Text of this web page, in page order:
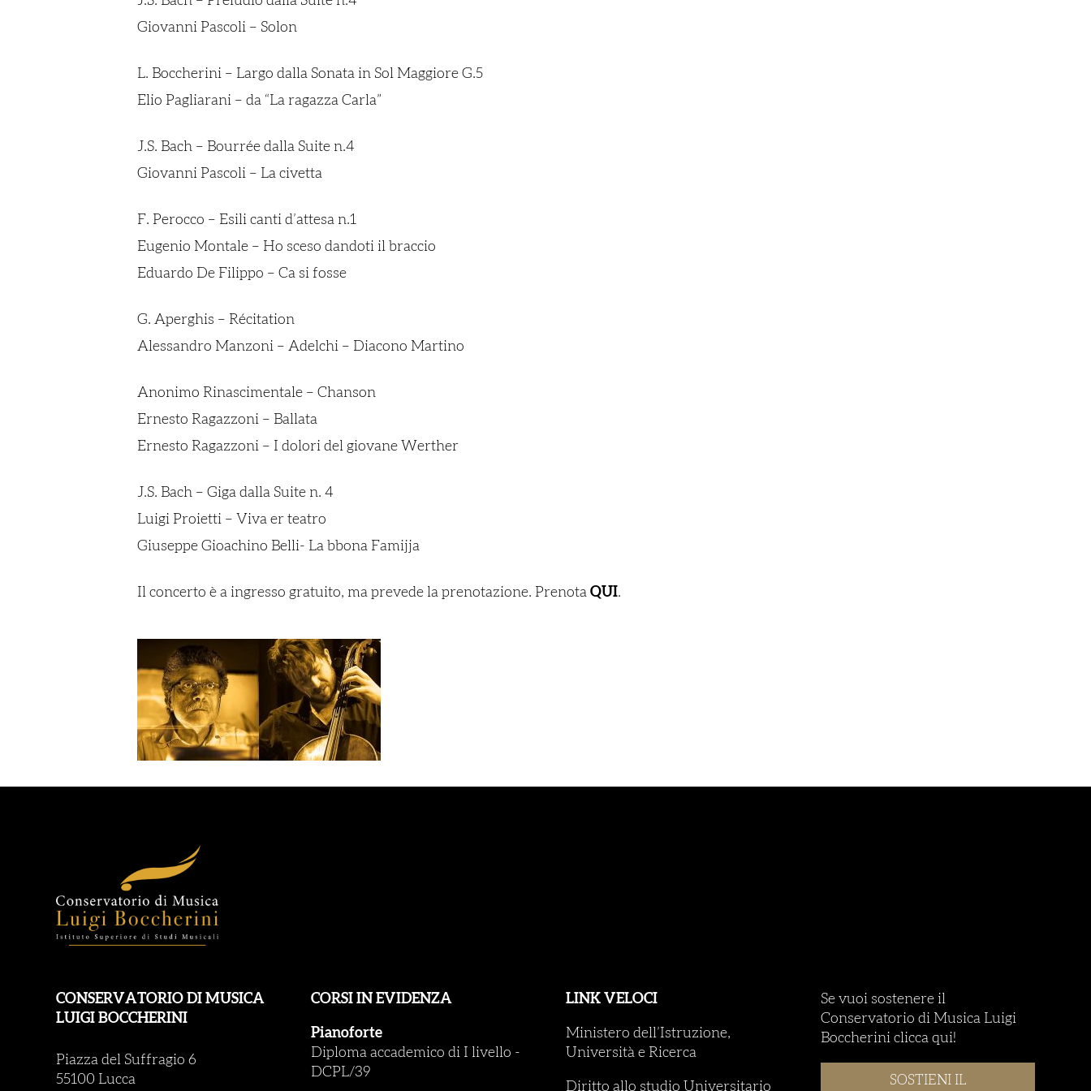
Giovanni Pascoli – Solon
L. Boccherini – Largo dalla Sonata in Sol Maggiore G.5
Elio Pagliarani – da “La ragazza Carla”
J.S. Bach – Bourrée dalla Suite n.4
Giovanni Pascoli – La civetta
F. Perocco – Esili canti d’attesa n.1
Eugenio Montale – Ho sceso dandoti il braccio
Eduardo De Filippo – Ca si fosse
G. Aperghis – Récitation
Alessandro Manzoni – Adelchi – Diacono Martino
Anonimo Rinascimentale – Chanson
Ernesto Ragazzoni – Ballata
Ernesto Ragazzoni – I dolori del giovane Werther
J.S. Bach – Giga dalla Suite n. 4
Luigi Proietti – Viva er teatro
Giuseppe Gioachino Belli- La bbona Famijja
Il concerto è a ingresso gratuito, ma prevede la prenotazione. Prenota QUI.
CONSERVATORIO DI MUSICA
LUIGI BOCCHERINI
Piazza del Suffragio 6
55100 Lucca
CORSI IN EVIDENZA
Pianoforte
Diploma accademico di I livello -
DCPL/39
LINK VELOCI
Ministero dell’Istruzione,
Università e Ricerca
Diritto allo studio Universitario
Se vuoi sostenere il
Conservatorio di Musica Luigi
Boccherini clicca qui!
SOSTIENI IL